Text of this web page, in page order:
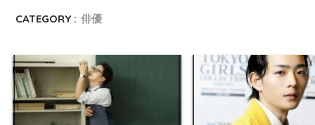
CATEGORY : 俳優